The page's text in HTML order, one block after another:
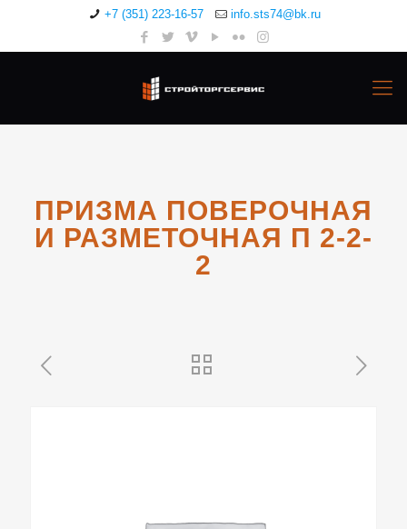
+7 (351) 223-16-57 info.sts74@bk.ru
ПРИЗМА ПОВЕРОЧНАЯ
И РАЗМЕТОЧНАЯ П 2-2-
2